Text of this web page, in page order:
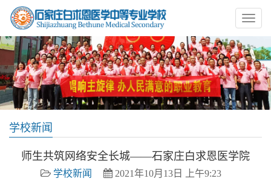
学校新闻
师生共筑网络安全长城——石家庄白求恩医学院
学校新闻 2021年10月13日 上午9:23